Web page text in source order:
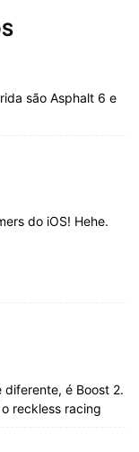
são Asphalt 6 e
do iOS! Hehe.
é Boost 2.
reckless racing